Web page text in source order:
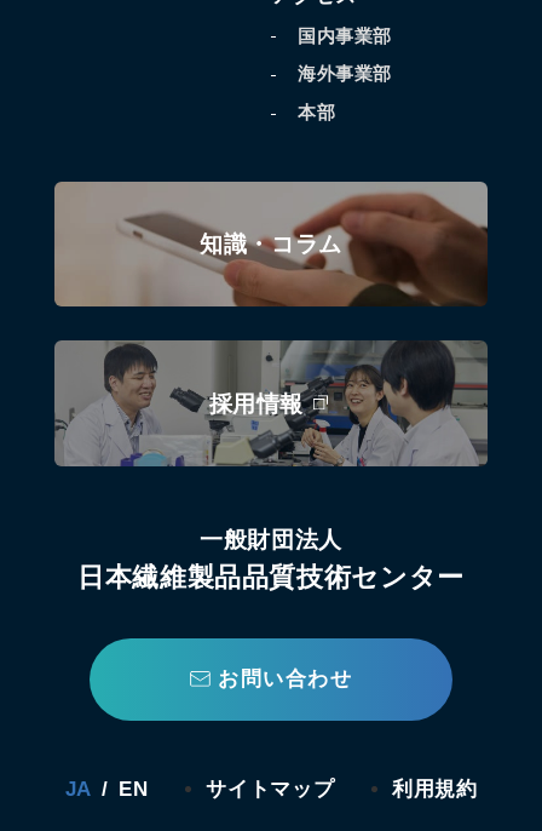
国内事業部
海外事業部
本部
知識・コラム
採用情報
一般財団法人
日本繊維製品品質技術センター
お問い合わせ
JA / EN サイトマップ 利用規約